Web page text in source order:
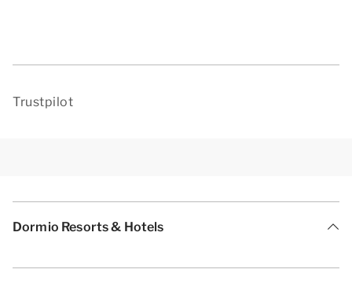
Trustpilot
Dormio Resorts & Hotels